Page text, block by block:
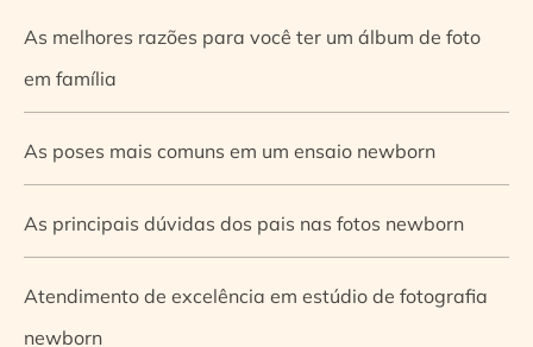
As melhores razões para você ter um álbum de foto
em família
As poses mais comuns em um ensaio newborn
As principais dúvidas dos pais nas fotos newborn
Atendimento de excelência em estúdio de fotografia
newborn